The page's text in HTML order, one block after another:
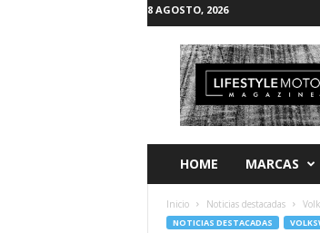
8 AGOSTO, 2026
HOME MARCAS
Inicio Noticias destacadas
NOTICIAS DESTACADAS